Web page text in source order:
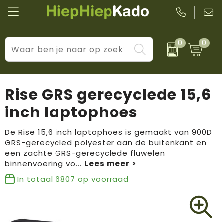
0 0
Kantoor & schrijfwaren
Wellness & verzorging
Tassen & reizen
Huis, tuin & keuken
Sport & vrije tijd
Levensstijl
Prijs & impact
BIC
Boska
Brandflavours
Camelbak
LogoSeat
Rise GRS gerecyclede 15,6
inch laptophoes
De Rise 15,6 inch laptophoes is gemaakt van 900D
GRS-gerecycled polyester aan de buitenkant en
een zachte GRS-gerecyclede fluwelen
binnenvoering vo...
In totaal 6807 op voorraad